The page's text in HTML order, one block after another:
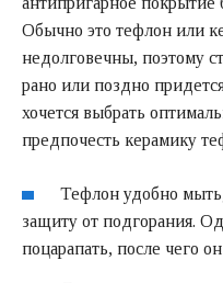
Обычно это тефлон или
недолговечны, поэтому
рано или поздно
хочется выбрать
предпочесть керамику
Тефлон удобно
защиту от подгорания.
поцарапать, после чего